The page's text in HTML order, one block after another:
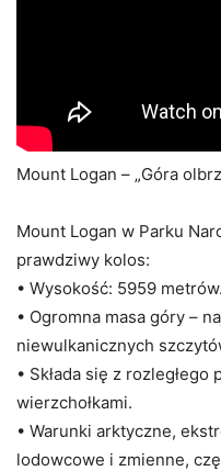
Mount Logan – „Góra
Mount Logan w Parku
prawdziwy kolos:
• Wysokość: 5959 metrów.
• Ogromna masa góry –
niewulkanicznych
• Składa się z
wierzchołkami.
• Warunki arktyczne,
lodowcowe i zmienne,